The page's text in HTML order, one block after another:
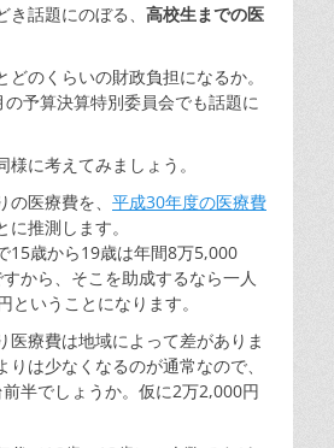
話題にのぼる、 高校生までの医
のくらいの財政負担になるか。
予算決算特別委員会でも話題に
に考えてみましょう。
医療費を、 平成30年度の医療費
に推測します。
15歳から19歳は年間8万5,000
から、そこを助成するなら一人
ということになります。
療費は地域によって差がありま
は少なくなるのが通常なので、
半でしょうか。仮に2万2,000円